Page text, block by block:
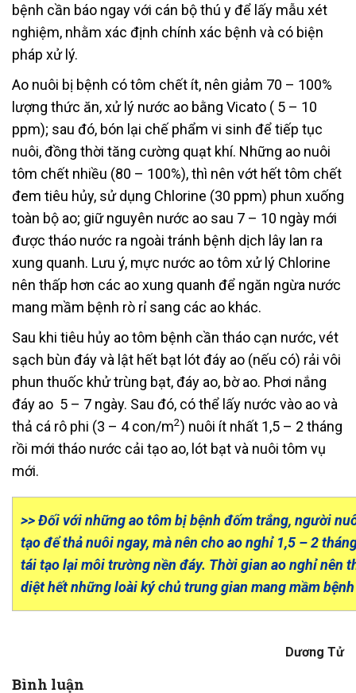
bệnh cần báo ngay với cán bộ thú y để lấy mẫu xét
nghiệm, nhằm xác định chính xác bệnh và có biện
pháp xử lý.
Ao nuôi bị bệnh có tôm chết ít, nên giảm 70 – 100%
lượng thức ăn, xử lý nước ao bằng Vicato ( 5 – 10
ppm); sau đó, bón lại chế phẩm vi sinh để tiếp tục
nuôi, đồng thời tăng cường quạt khí. Những ao nuôi
tôm chết nhiều (80 – 100%), thì nên vớt hết tôm chết
đem tiêu hủy, sử dụng Chlorine (30 ppm) phun xuống
toàn bộ ao; giữ nguyên nước ao sau 7 – 10 ngày mới
được tháo nước ra ngoài tránh bệnh dịch lây lan ra
xung quanh. Lưu ý, mực nước ao tôm xử lý Chlorine
nên thấp hơn các ao xung quanh để ngăn ngừa nước
mang mầm bệnh rò rỉ sang các ao khác.
Sau khi tiêu hủy ao tôm bệnh cần tháo cạn nước, vét
sạch bùn đáy và lật hết bạt lót đáy ao (nếu có) rải vôi
phun thuốc khử trùng bạt, đáy ao, bờ ao. Phơi nắng
đáy ao 5 – 7 ngày. Sau đó, có thể lấy nước vào ao và
thả cá rô phi (3 – 4 con/m2) nuôi ít nhất 1,5 – 2 tháng
rồi mới tháo nước cải tạo ao, lót bạt và nuôi tôm vụ
mới.
>> Đối với những ao tôm bị bệnh đốm trắng, người
tạo để thả nuôi ngay, mà nên cho ao nghỉ 1,5 – 2
tái tạo lại môi trường nền đáy. Thời gian ao nghỉ nên
diệt hết những loài ký chủ trung gian mang mầm
Dương Tử
Bình luận